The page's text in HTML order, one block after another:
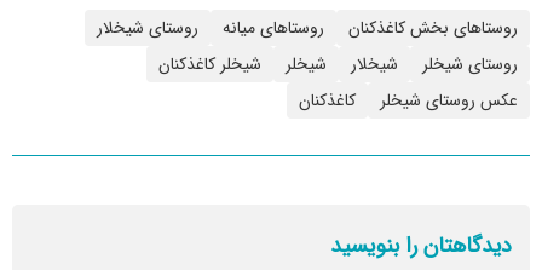
روستاهای بخش کاغذکنان روستاهای میانه
روستای شیخلار
روستای شیخلر
شیخلار شیخلر
شیخلر کاغذکنان
عکس روستای شیخلر
کاغذکنان
دیدگاهتان را بنویسید